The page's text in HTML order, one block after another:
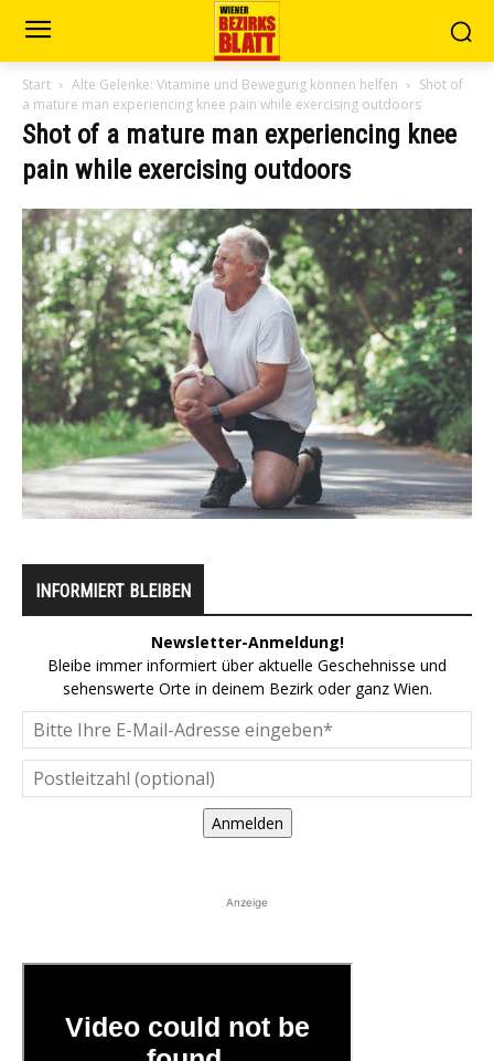
Start Alte Gelenke: Vitamine und Bewegung können helfen
Shot of
a mature man experiencing knee pain while exercising outdoors
Shot of a mature man experiencing knee
pain while exercising outdoors
INFORMIERT BLEIBEN
Newsletter-Anmeldung!
Bleibe immer informiert über aktuelle Geschehnisse und
sehenswerte Orte in deinem Bezirk oder ganz Wien.
Anmelden
Anzeige